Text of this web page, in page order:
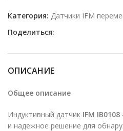
Категория: Датчики IFM
Поделиться:
ОПИСАНИЕ
Общее описание
Индуктивный датчик IFM IB0108
и надежное решение для